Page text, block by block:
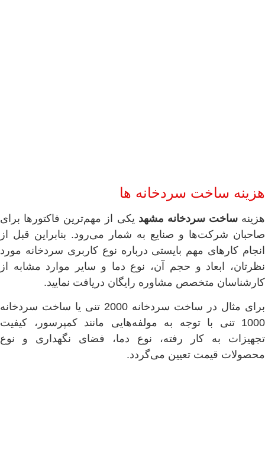
هزینه ساخت سردخانه ها
هزینهساخت سردخانه مشهد یکی از مهم‌ترین فاکتورها برای
صاحبان شرکت‌ها و صنایع به شمار می‌رود. بنابراین قبل از
انجام کارهای مهم بایستی درباره نوع کاربری سردخانه مورد
نظرتان، ابعاد و حجم آن، نوع دما و سایر موارد مشابه از
کارشناسان متخصص مشاوره رایگان دریافت نمایید.
برای مثال در ساخت سردخانه 2000 تنی یا ساخت سردخانه
1000 تنی با توجه به مولفه‌هایی مانند کمپرسور، کیفیت
تجهیزات به کار رفته، نوع دما، فضای نگهداری و نوع
محصولات قیمت تعیین می‌گردد.